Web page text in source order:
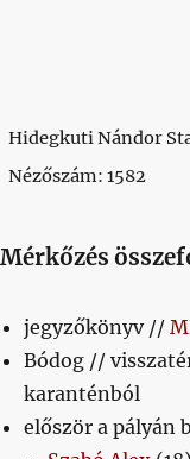
Hidegkuti Nándor
Nézőszám: 1582
Mérkőzés
jegyzőkönyv //
Bódog //
karanténból
először a pályán